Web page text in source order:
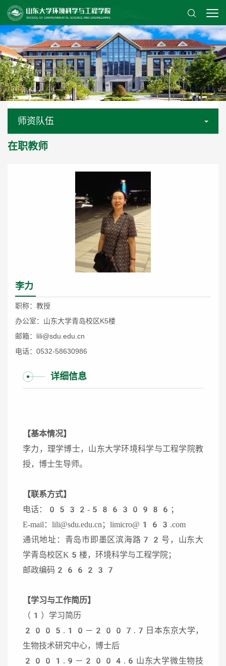
师资队伍
在职教师
李力
职称：教授
办公室：山东大学青岛校区K5楼
邮箱：lili@sdu.edu.cn
电话：0532-58630986
详细信息
【基本情况】
李力，理学博士，山东大学环境科学与工程学院教
授，博士生导师。
【联系方式】
电话：0532-58630986；
E-mail：lili@sdu.edu.cn；limicro@163.com
通讯地址：青岛市即墨区滨海路72号，山东大
学青岛校区K5楼，环境科学与工程学院；
邮政编码266237
【学习与工作简历】
（1）学习简历
2005.10－2007.7日本东京大学，
生物技术研究中心，博士后
2001.9－2004.6山东大学微生物技